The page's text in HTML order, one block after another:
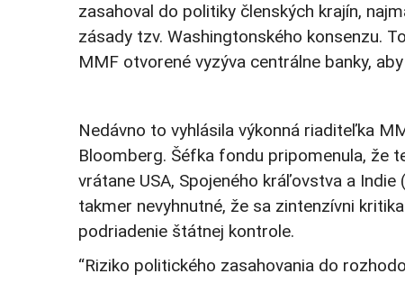
zasahoval do politiky členských krajín,
zásady tzv. Washingtonského konsenzu.
MMF otvorené vyzýva centrálne banky,
Nedávno to vyhlásila výkonná riaditeľka
Bloomberg. Šéfka fondu pripomenula, že
vrátane USA, Spojeného kráľovstva a
takmer nevyhnutné, že sa zintenzívni
podriadenie štátnej kontrole.
“Riziko politického zasahovania do